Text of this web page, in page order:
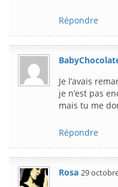
Répondre
Je l’avais
je n’est pas
mais tu me
Répondre
Rosa 29